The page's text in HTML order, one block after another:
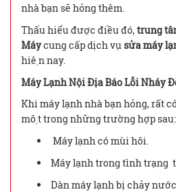
nhà bạn sẽ hỏng thêm.
Thấu hiểu được điều đó,trung
Máycung cấp dịch vụ sửa máy
hiện nay.
Máy Lạnh Nội Địa Báo Lỗi Nháy
Khi máy lạnh nhà bạn hỏng, rất
một trong những trường hợp sau:
Máy lạnh có mùi hôi.
Máy lạnh trong tình trạng
Dàn máy lạnh bị chảy nước.